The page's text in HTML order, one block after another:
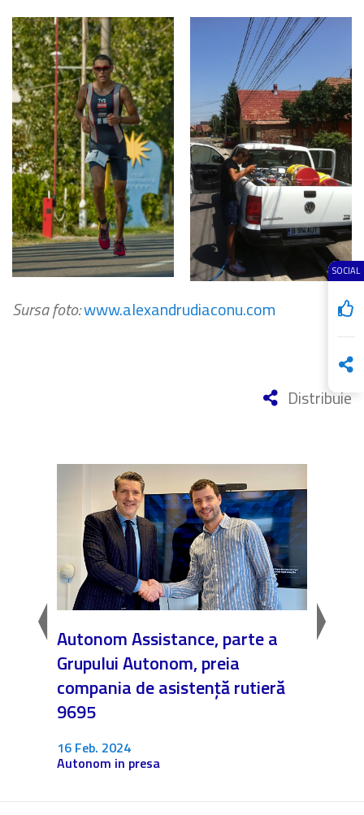
SOCIAL
Sursa foto:www.alexandrudiaconu.com
Distribuie
Autonom Assistance, parte a
Grupului Autonom, preia
compania de asistență rutieră
9695
16 Feb. 2024
Autonom in presa